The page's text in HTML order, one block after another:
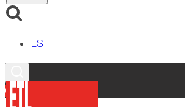
ES
Contacto